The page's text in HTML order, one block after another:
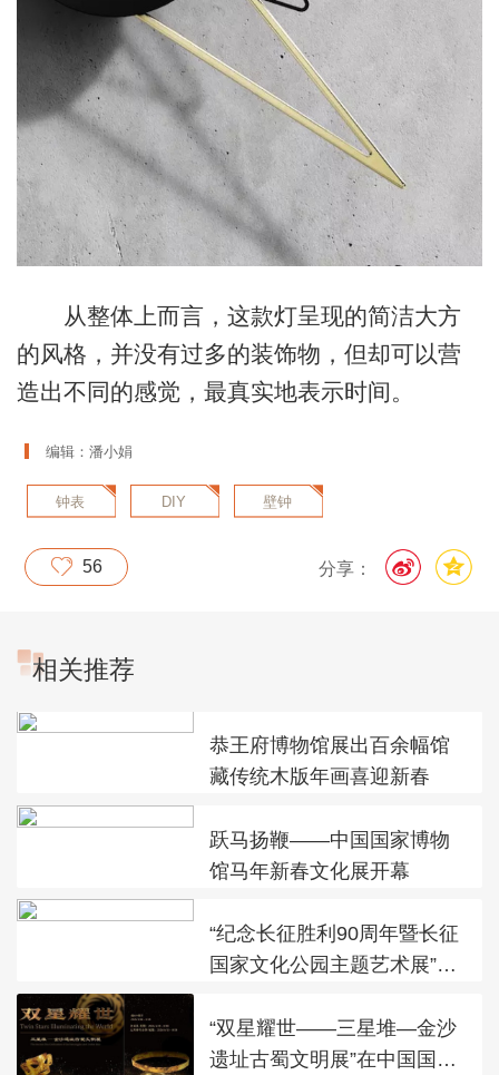
从整体上而言，这款灯呈现的简洁大方
的风格，并没有过多的装饰物，但却可以营
造出不同的感觉，最真实地表示时间。
编辑：潘小娟
钟表 DIY 壁钟
分享：
56
相关推荐
恭王府博物馆展出百余幅馆
藏传统木版年画喜迎新春
跃马扬鞭——中国国家博物
馆马年新春文化展开幕
“纪念长征胜利90周年暨长征
国家文化公园主题艺术展”在
“双星耀世——三星堆—金沙
遗址古蜀文明展”在中国国家